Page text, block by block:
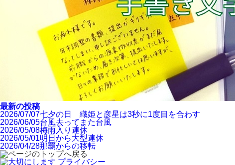
最新の投稿
2026/07/07七夕の日 織姫と彦星は3秒に1度目を合わす
2026/06/05台風去ってまた台風
2026/05/08梅雨入り連休
2026/05/01明日から大型連休
2026/04/28那覇からの移転